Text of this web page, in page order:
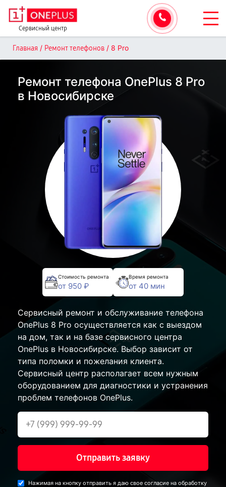
Сервисный центр
Главная / Ремонт телефонов / 8 Pro
Ремонт телефона OnePlus 8 Pro
в Новосибирске
Стоимость ремонта
от 950 ₽
Время ремонта
от 40 мин
Сервисный ремонт и обслуживание телефона
OnePlus 8 Pro осуществляется как с выездом
на дом, так и на базе сервисного центра
OnePlus в Новосибирске. Выбор зависит от
типа поломки и пожелания клиента.
Сервисный центр располагает всем нужным
оборудованием для диагностики и устранения
проблем телефонов OnePlus.
Отправить заявку
Нажимая на кнопку отправить я даю свое согласие на обработку